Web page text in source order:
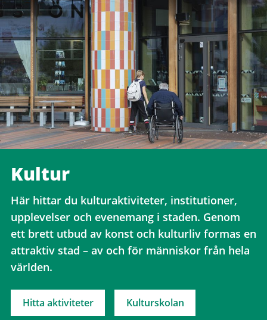
Kultur
Här hittar du kulturaktiviteter, institutioner,
upplevelser och evenemang i staden. Genom
ett brett utbud av konst och kulturliv formas en
attraktiv stad – av och för människor från hela
världen.
Hitta aktiviteter Kulturskolan